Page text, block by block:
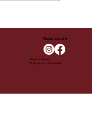
Nous suivre
Mentions légales
Politique de confidentialité